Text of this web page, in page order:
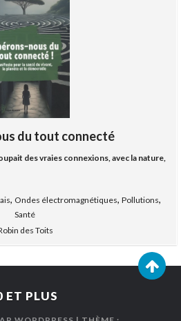
du tout connecté
des vraies connexions, avec la nature,
, Ondes électromagnétiques, Pollutions,
Santé
des Toits
ET PLUS